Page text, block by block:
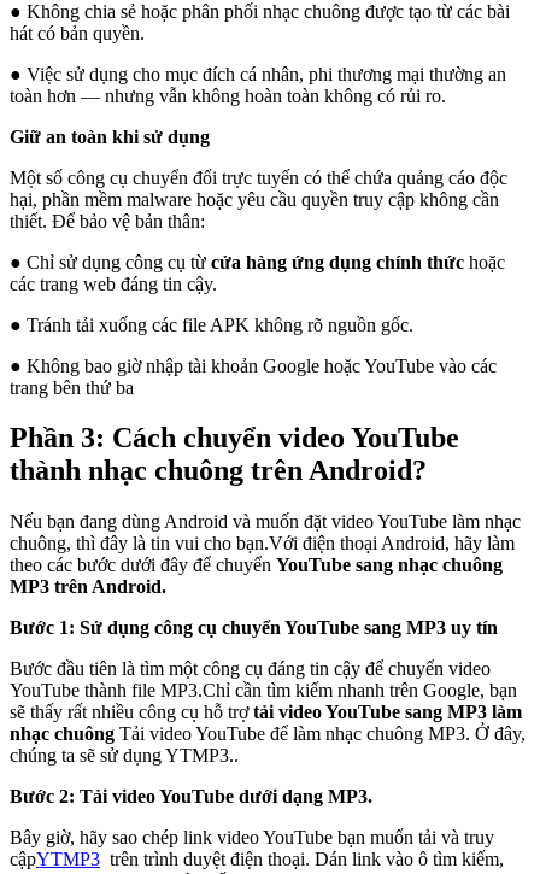
● Không chia sẻ hoặc phân phối nhạc chuông được tạo từ các bài
hát có bản quyền.
● Việc sử dụng cho mục đích cá nhân, phi thương mại thường an
toàn hơn — nhưng vẫn không hoàn toàn không có rủi ro.
Giữ an toàn khi sử dụng
Một số công cụ chuyển đổi trực tuyến có thể chứa quảng cáo độc
hại, phần mềm malware hoặc yêu cầu quyền truy cập không cần
thiết. Để bảo vệ bản thân:
● Chỉ sử dụng công cụ từ cửa hàng ứng dụng chính thức hoặc
các trang web đáng tin cậy.
● Tránh tải xuống các file APK không rõ nguồn gốc.
● Không bao giờ nhập tài khoản Google hoặc YouTube vào các
trang bên thứ ba
Phần 3: Cách chuyển video YouTube
thành nhạc chuông trên Android?
Nếu bạn đang dùng Android và muốn đặt video YouTube làm nhạc
chuông, thì đây là tin vui cho bạn.Với điện thoại Android, hãy làm
theo các bước dưới đây để chuyển YouTube sang nhạc chuông
MP3 trên Android.
Bước 1: Sử dụng công cụ chuyển YouTube sang MP3 uy tín
Bước đầu tiên là tìm một công cụ đáng tin cậy để chuyển video
YouTube thành file MP3.Chỉ cần tìm kiếm nhanh trên Google, bạn
sẽ thấy rất nhiều công cụ hỗ trợtải video YouTube sang MP3 làm
nhạc chuông Tải video YouTube để làm nhạc chuông MP3. Ở đây,
chúng ta sẽ sử dụng YTMP3..
Bước 2: Tải video YouTube dưới dạng MP3.
Bây giờ, hãy sao chép link video YouTube bạn muốn tải và truy
cậpYTMP3 trên trình duyệt điện thoại. Dán link vào ô tìm kiếm,